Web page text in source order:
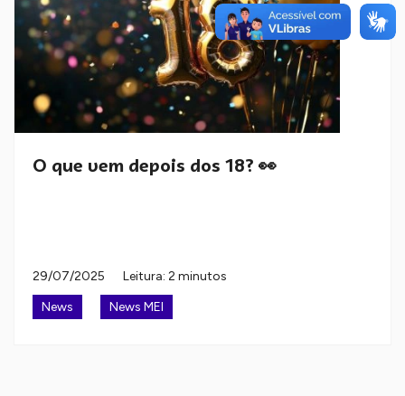
O que vem depois dos 18? 👀
29/07/2025
Leitura: 2 minutos
News
News MEI